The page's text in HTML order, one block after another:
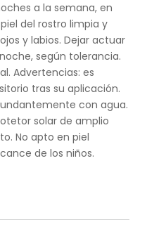
a la semana, en
del rostro limpia y
y labios. Dejar actuar
según tolerancia.
Advertencias: es
tras su aplicación.
con agua.
solar de amplio
No apto en piel
de los niños.